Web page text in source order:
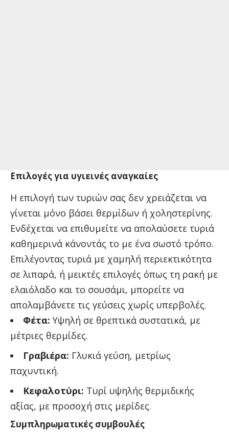
Επιλογές για υγιεινές αναγκαίες
Η επιλογή των τυριών σας δεν χρειάζεται να
γίνεται μόνο βάσει θερμίδων ή χοληστερίνης.
Ενδέχεται να επιθυμείτε να απολαύσετε τυριά
καθημερινά κάνοντάς το με ένα σωστό τρόπο.
Επιλέγοντας τυριά με χαμηλή περιεκτικότητα
σε λιπαρά, ή μεικτές επιλογές όπως τη ρακή με
ελαιόλαδο και το σουσάμι, μπορείτε να
απολαμβάνετε τις γεύσεις χωρίς υπερβολές.
Φέτα: Υψηλή σε θρεπτικά συστατικά, με
μέτριες θερμίδες.
Γραβιέρα: Γλυκιά γεύση, μετρίως
παχυντική.
Κεφαλοτύρι: Τυρί υψηλής θερμιδικής
αξίας, με προσοχή στις μερίδες.
Συμπληρωματικές συμβουλές